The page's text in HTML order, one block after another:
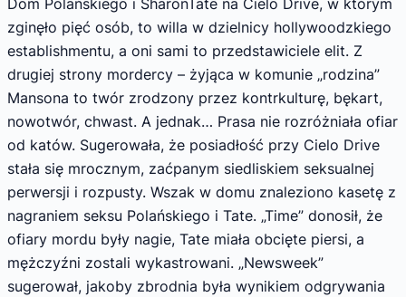
Dom Polańskiego i SharonTate na Cielo Drive, w którym
zginęło pięć osób, to willa w dzielnicy hollywoodzkiego
establishmentu, a oni sami to przedstawiciele elit. Z
drugiej strony mordercy – żyjąca w komunie „rodzina”
Mansona to twór zrodzony przez kontrkulturę, bękart,
nowotwór, chwast. A jednak… Prasa nie rozróżniała ofiar
od katów. Sugerowała, że posiadłość przy Cielo Drive
stała się mrocznym, zaćpanym siedliskiem seksualnej
perwersji i rozpusty. Wszak w domu znaleziono kasetę z
nagraniem seksu Polańskiego i Tate. „Time” donosił, że
ofiary mordu były nagie, Tate miała obcięte piersi, a
mężczyźni zostali wykastrowani. „Newsweek”
sugerował, jakoby zbrodnia była wynikiem odgrywania